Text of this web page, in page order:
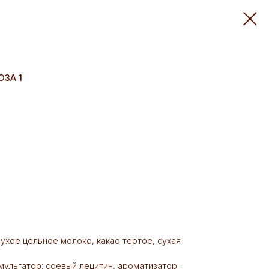
1
цельное молоко, какао тертое, сухая
соевый лецитин, ароматизатор: